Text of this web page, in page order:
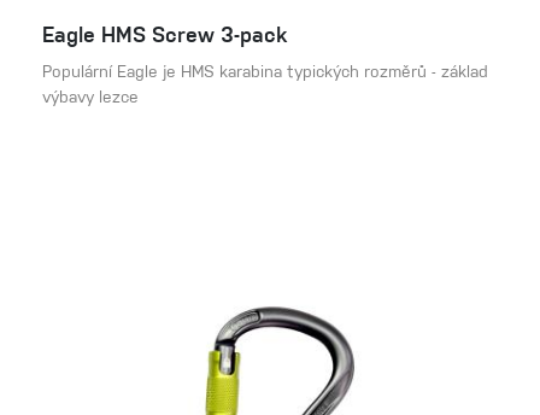
Eagle HMS Screw 3-pack
Populární Eagle je HMS karabina typických rozměrů - základ
výbavy lezce